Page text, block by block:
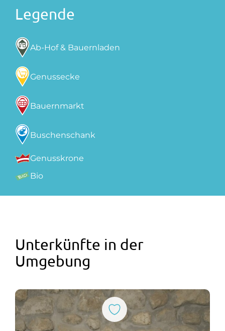
Legende
Ab-Hof & Bauernladen
Genussecke
Bauernmarkt
Buschenschank
Genusskrone
Bio
Unterkünfte in der
Umgebung